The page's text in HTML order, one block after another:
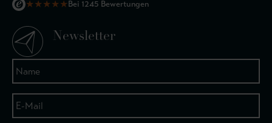
★★★★★Bei 1245 Bewertungen
Newsletter